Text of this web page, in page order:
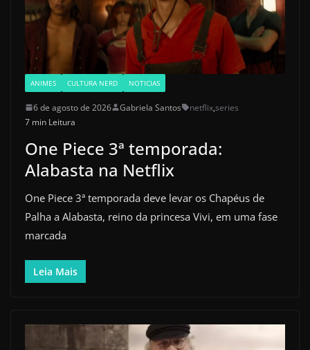
ANIMES CULTURA NERD NOTICIAS
6 de agosto de 2026 Gabriela Santos netflix,series
7 min Leitura
One Piece 3ª temporada:
Alabasta na Netflix
One Piece 3ª temporada deve levar os Chapéus de
Palha a Alabasta, reino da princesa Vivi, em uma fase
marcada
Leia Mais